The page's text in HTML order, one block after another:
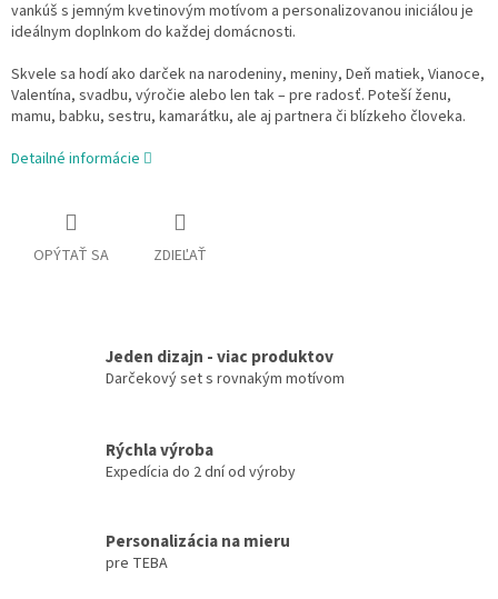
vankúš s jemným kvetinovým motívom a personalizovanou iniciálou je
ideálnym doplnkom do každej domácnosti.
Skvele sa hodí ako darček na narodeniny, meniny, Deň matiek, Vianoce,
Valentína, svadbu, výročie alebo len tak – pre radosť. Poteší ženu,
mamu, babku, sestru, kamarátku, ale aj partnera či blízkeho človeka.
Detailné informácie
OPÝTAŤ SA ZDIEĽAŤ
Jeden dizajn - viac produktov
Darčekový set s rovnakým motívom
Rýchla výroba
Expedícia do 2 dní od výroby
Personalizácia na mieru
pre TEBA